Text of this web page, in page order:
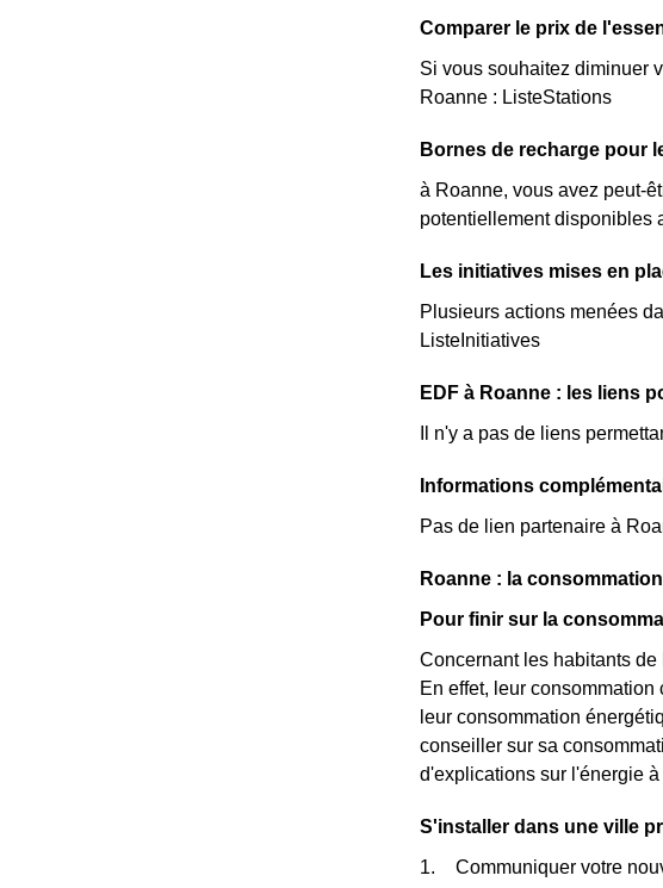
Comparer le prix de
Si vous souhaitez diminuer
Roanne : ListeStations
Bornes de recharge pour
à Roanne, vous avez peut-
potentiellement disponibles
Les initiatives mises en
Plusieurs actions menées
ListeInitiatives
EDF à Roanne : les liens
Il n'y a pas de liens
Informations
Pas de lien partenaire à
Roanne : la
Pour finir sur la
Concernant les habitants
En effet, leur
leur consommation
conseiller sur sa
d'explications sur l'énergie
S'installer dans une ville
Communiquer votre